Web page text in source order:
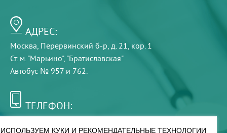
АДРЕС:
Москва, Перервинский б-р, д. 21, кор. 1
Ст. м. "Марьино", "Братиславская"
Автобус № 957 и 762.
ТЕЛЕФОН:
ИСПОЛЬЗУЕМ КУКИ И РЕКОМЕНДАТЕЛЬНЫЕ ТЕХНОЛОГИИ